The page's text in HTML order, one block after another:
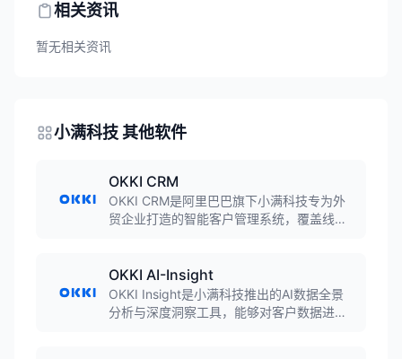
相关资讯
暂无相关资讯
小满科技 其他软件
OKKI CRM
OKKI CRM是阿里巴巴旗下小满科技专为外
贸企业打造的智能客户管理系统，覆盖线索
力外贸企业实现数字化管理。
OKKI AI-Insight
OKKI Insight是小满科技推出的AI数据全景
分析与深度洞察工具，能够对客户数据进行